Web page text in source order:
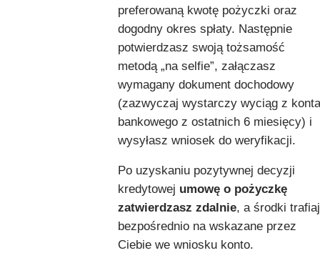
preferowaną kwotę pożyczki oraz
dogodny okres spłaty. Następnie
potwierdzasz swoją tożsamość
metodą „na selfie”, załączasz
wymagany dokument dochodowy
(zazwyczaj wystarczy wyciąg z konta
bankowego z ostatnich 6 miesięcy) i
wysyłasz wniosek do weryfikacji.
Po uzyskaniu pozytywnej decyzji
kredytowej umowę o pożyczkę
zatwierdzasz zdalnie, a środki
bezpośrednio na wskazane przez
Ciebie we wniosku konto.